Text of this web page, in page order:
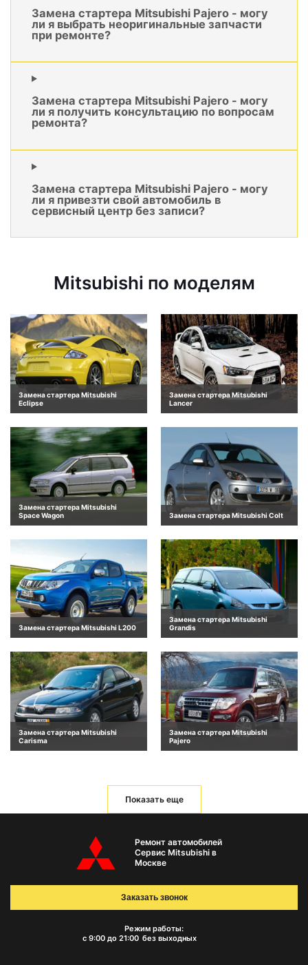
Замена стартера Mitsubishi Pajero - могу
ли я выбрать неоригинальные запчасти
при ремонте?
Замена стартера Mitsubishi Pajero - могу
ли я получить консультацию по вопросам
ремонта?
Замена стартера Mitsubishi Pajero - могу
ли я привезти свой автомобиль в
сервисный центр без записи?
Mitsubishi по моделям
Замена стартера Mitsubishi
Eclipse
Замена стартера Mitsubishi
Lancer
Замена стартера Mitsubishi
Space Wagon
Замена стартера Mitsubishi Colt
Замена стартера Mitsubishi L200
Замена стартера Mitsubishi
Grandis
Замена стартера Mitsubishi
Carisma
Замена стартера Mitsubishi
Pajero
Показать еще
Ремонт автомобилей
Сервис Mitsubishi в
Москве
Режим работы:
с 9:00 до 21:00 без выходных
Заказать звонок